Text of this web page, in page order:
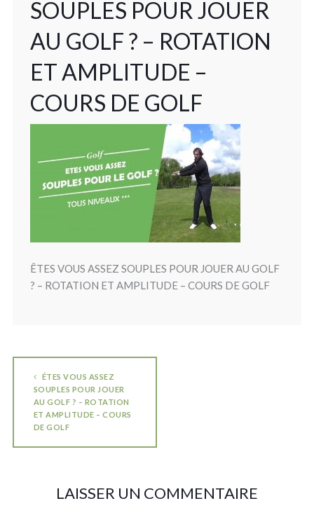
SOUPLES POUR JOUER
AU GOLF ? – ROTATION
ET AMPLITUDE –
COURS DE GOLF
ÊTES VOUS ASSEZ SOUPLES POUR JOUER AU GOLF
? – ROTATION ET AMPLITUDE – COURS DE GOLF
ÉTES VOUS ASSEZ
SOUPLES POUR JOUER
AU GOLF ? – ROTATION
ET AMPLITUDE – COURS
DE GOLF
LAISSER UN COMMENTAIRE